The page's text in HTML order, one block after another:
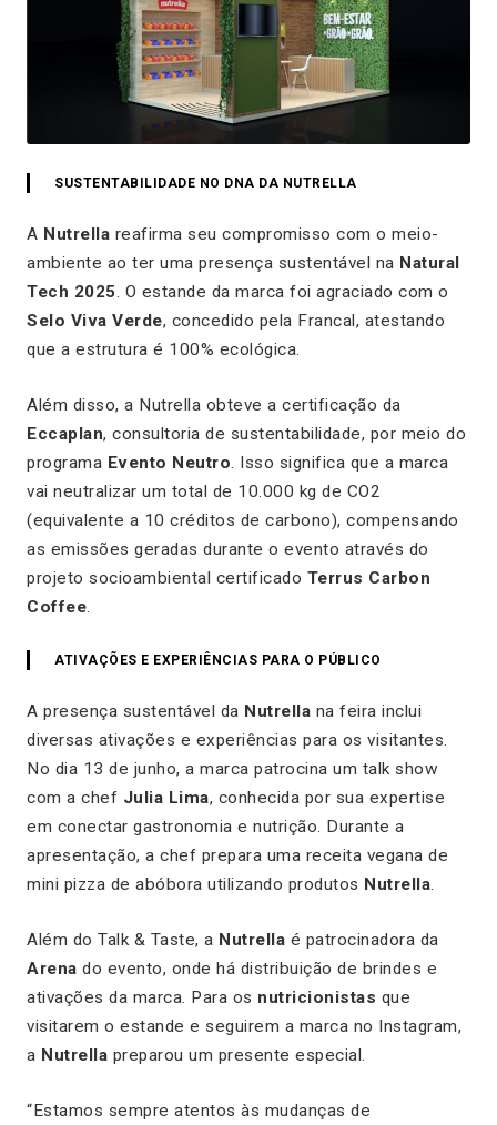
SUSTENTABILIDADE NO DNA DA NUTRELLA
A Nutrella reafirma seu compromisso com o meio-
ambiente ao ter uma presença sustentável na Natural
Tech 2025. O estande da marca foi agraciado com o
Selo Viva Verde, concedido pela Francal, atestando
que a estrutura é 100% ecológica.
Além disso, a Nutrella obteve a certificação da
Eccaplan, consultoria de sustentabilidade, por meio do
programa Evento Neutro. Isso significa que a marca
vai neutralizar um total de 10.000 kg de CO2
(equivalente a 10 créditos de carbono), compensando
as emissões geradas durante o evento através do
projeto socioambiental certificado Terrus Carbon
Coffee.
ATIVAÇÕES E EXPERIÊNCIAS PARA O PÚBLICO
A presença sustentável da Nutrella na feira inclui
diversas ativações e experiências para os visitantes.
No dia 13 de junho, a marca patrocina um talk show
com a chef Julia Lima, conhecida por sua expertise
em conectar gastronomia e nutrição. Durante a
apresentação, a chef prepara uma receita vegana de
mini pizza de abóbora utilizando produtos Nutrella.
Além do Talk & Taste, a Nutrella é patrocinadora da
Arena do evento, onde há distribuição de brindes e
ativações da marca. Para os nutricionistas que
visitarem o estande e seguirem a marca no Instagram,
a Nutrella preparou um presente especial.
“Estamos sempre atentos às mudanças de